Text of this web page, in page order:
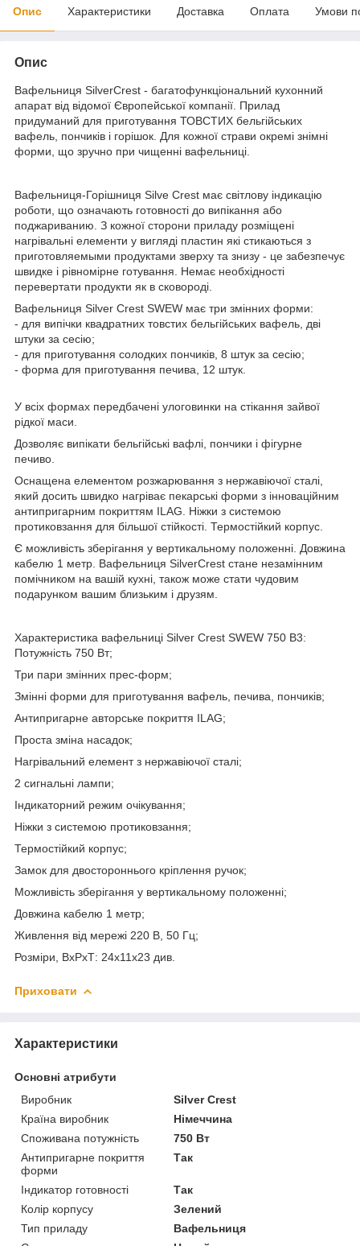
Опис Характеристики Доставка Оплата Умови
Опис
Вафельниця SilverCrest - багатофункціональний кухонний
апарат від відомої Європейської компанії. Прилад
придуманий для приготування ТОВСТИХ бельгійських
вафель, пончиків і горішок. Для кожної страви окремі знімні
форми, що зручно при чищенні вафельниці.
Вафельниця-Горішниця Silve Crest має світлову індикацію
роботи, що означають готовності до випікання або
поджариванию. З кожної сторони приладу розміщені
нагрівальні елементи у вигляді пластин які стикаються з
приготовляемыми продуктами зверху та знизу - це забезпечує
швидке і рівномірне готування. Немає необхідності
перевертати продукти як в сковороді.
Вафельниця Silver Crest SWEW має три змінних форми:
- для випічки квадратних товстих бельгійських вафель, дві
штуки за сесію;
- для приготування солодких пончиків, 8 штук за сесію;
- форма для приготування печива, 12 штук.
У всіх формах передбачені улоговинки на стікання зайвої
рідкої маси.
Дозволяє випікати бельгійські вафлі, пончики і фігурне
печиво.
Оснащена елементом розжарювання з нержавіючої сталі,
який досить швидко нагріває пекарські форми з інноваційним
антипригарним покриттям ILAG. Ніжки з системою
протиковзання для більшої стійкості. Термостійкий корпус.
Є можливість зберігання у вертикальному положенні. Довжина
кабелю 1 метр. Вафельниця SilverCrest стане незамінним
помічником на вашій кухні, також може стати чудовим
подарунком вашим близьким і друзям.
Характеристика вафельниці Silver Crest SWEW 750 B3:
Потужність 750 Вт;
Три пари змінних прес-форм;
Змінні форми для приготування вафель, печива, пончиків;
Антипригарне авторське покриття ILAG;
Проста зміна насадок;
Нагрівальний елемент з нержавіючої сталі;
2 сигнальні лампи;
Індикаторний режим очікування;
Ніжки з системою протиковзання;
Термостійкий корпус;
Замок для двостороннього кріплення ручок;
Можливість зберігання у вертикальному положенні;
Довжина кабелю 1 метр;
Живлення від мережі 220 В, 50 Гц;
Розміри, ВхРхТ: 24х11х23 див.
Приховати
Характеристики
Основні атрибути
Виробник
Silver Crest
Країна виробник
Німеччина
Споживана потужність
750 Вт
Антипригарне покриття
форми
Так
Індикатор готовності
Так
Колір корпусу
Зелений
Тип приладу
Вафельниця